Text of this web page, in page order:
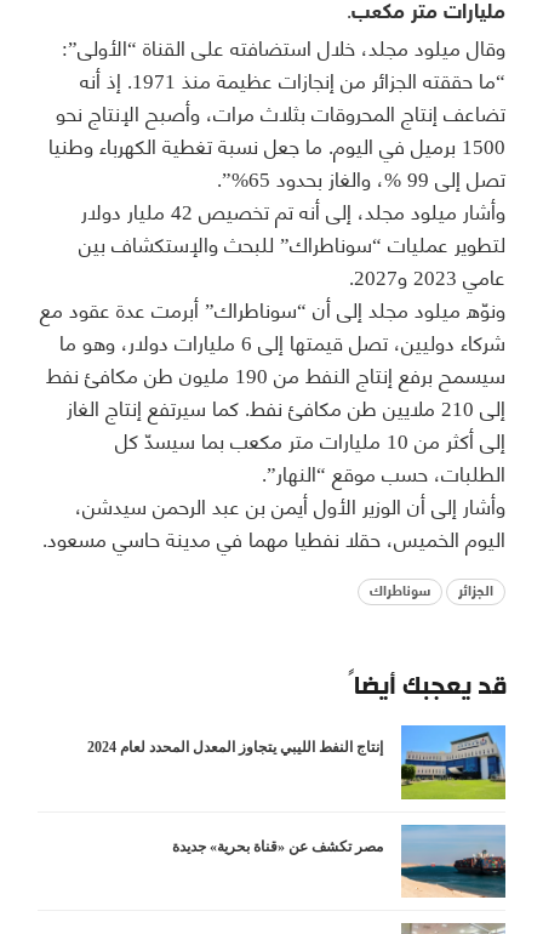
مليارات متر مكعب.
وقال ميلود مجلد، خلال استضافته على القناة “الأولى”:
“ما حققته الجزائر من إنجازات عظيمة منذ 1971. إذ أنه
تضاعف إنتاج المحروقات بثلاث مرات، وأصبح الإنتاج نحو
1500 برميل في اليوم. ما جعل نسبة تغطية الكهرباء وطنيا
تصل إلى 99 %، والغاز بحدود 65%”.
وأشار ميلود مجلد، إلى أنه تم تخصيص 42 مليار دولار
لتطوير عمليات “سوناطراك” للبحث والإستكشاف بين
عامي 2023 و2027.
ونوّه ميلود مجلد إلى أن “سوناطراك” أبرمت عدة عقود مع
شركاء دوليين، تصل قيمتها إلى 6 مليارات دولار، وهو ما
سيسمح برفع إنتاج النفط من 190 مليون طن مكافئ نفط
إلى 210 ملايين طن مكافئ نفط. كما سيرتفع إنتاج الغاز
إلى أكثر من 10 مليارات متر مكعب بما سيسدّ كل
الطلبات، حسب موقع “النهار”.
وأشار إلى أن الوزير الأول أيمن بن عبد الرحمن سيدشن،
اليوم الخميس، حقلا نفطيا مهما في مدينة حاسي مسعود.
الجزائر سوناطراك
قد يعجبك أيضاً
إنتاج النفط الليبي يتجاوز المعدل المحدد لعام 2024
مصر تكشف عن «قناة بحرية» جديدة